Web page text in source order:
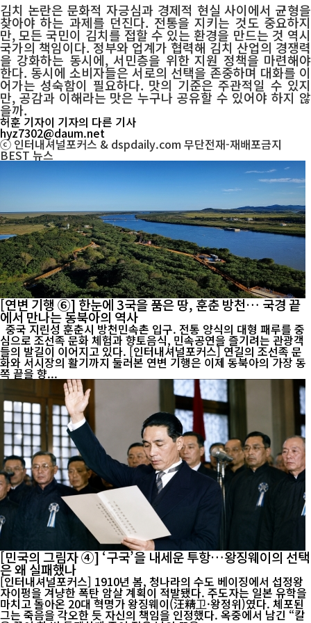
김치 논란은 문화적 자긍심과 경제적 현실 사이에서 균형을
찾아야 하는 과제를 던진다. 전통을 지키는 것도 중요하지
만, 모든 국민이 김치를 접할 수 있는 환경을 만드는 것 역시
국가의 책임이다. 정부와 업계가 협력해 김치 산업의 경쟁력
을 강화하는 동시에, 서민층을 위한 지원 정책을 마련해야
한다. 동시에 소비자들은 서로의 선택을 존중하며 대화를 이
어가는 성숙함이 필요하다. 맛의 기준은 주관적일 수 있지
만, 공감과 이해라는 맛은 누구나 공유할 수 있어야 하지 않
을까.
허훈 기자이 기자의 다른 기사
hyz7302@daum.net
ⓒ 인터내셔널포커스 & dspdaily.com 무단전재-재배포금지
BEST뉴스
[연변 기행 ⑥] 한눈에 3국을 품은 땅, 훈춘 방천… 국경 끝
에서 만나는 동북아의 역사
심으로 조선족 문화 체험과 향토음식, 민속공연을 즐기려는 관광객
들의 발길이 이어지고 있다. [인터내셔널포커스] 연길의 조선족 문
화와 서시장의 활기까지 둘러본 연변 기행은 이제 동북아의 가장 동
쪽 끝을 향...
[민국의 그림자 ④] ‘구국’을 내세운 투항…왕징웨이의 선택
은 왜 실패했나
[인터내셔널포커스] 1910년 봄, 청나라의 수도 베이징에서 섭정왕
자이펑을 겨냥한 폭탄 암살 계획이 적발됐다. 주도자는 일본 유학을
마치고 돌아온 20대 혁명가 왕징웨이(汪精卫·왕정위)였다. 체포된
그는 죽음을 각오한 듯 자신의 책임을 인정했다. 옥중에서 남긴 “칼